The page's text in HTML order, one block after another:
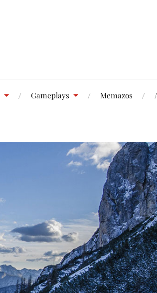
Gameplays Memazos